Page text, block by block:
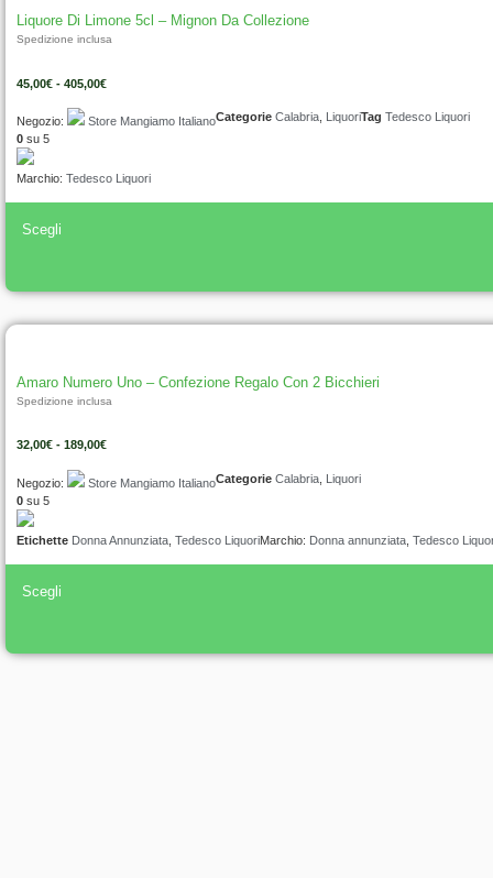
Liquore Di Limone 5cl – Mignon Da Collezione
Spedizione inclusa
45,00€ - 405,00€
Negozio:
Store Mangiamo Italiano
0 su 5
Categorie Calabria LiquoriTag Tedesco Liquori
Marchio: Tedesco Liquori
Scegli
Amaro Numero Uno – Confezione Regalo Con 2 Bicchieri
Spedizione inclusa
32,00€ - 189,00€
Negozio:
Store Mangiamo Italiano
0 su 5
Categorie Calabria Liquori
Etichette Donna Annunziata Tedesco LiquoriMarchio: Donna annunziata Tedesco
Scegli